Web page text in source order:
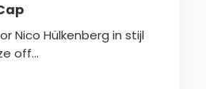
Nico Hülkenberg in stijl
off...